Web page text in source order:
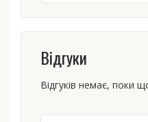
Відгуки
Відгуків немає, поки